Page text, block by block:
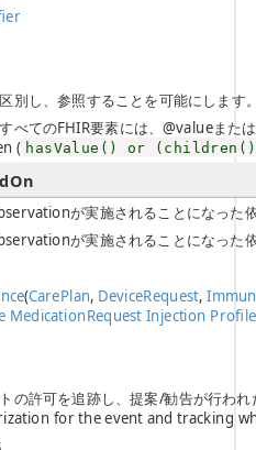
別し、参照することを可能にしま
べてのFHIR要素には、@valueま
( hasValue() or
が実施されることになった
が実施されることになった
(CarePlan, DeviceRequest,
MedicationRequest Injection Profile
の許可を追跡し、提案/勧告が行わ
for the event and tracking